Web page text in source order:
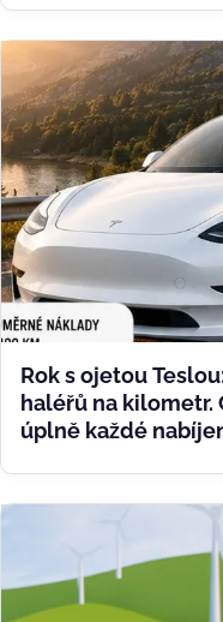
Rok s ojetou
haléřů na kilometr.
úplně každé